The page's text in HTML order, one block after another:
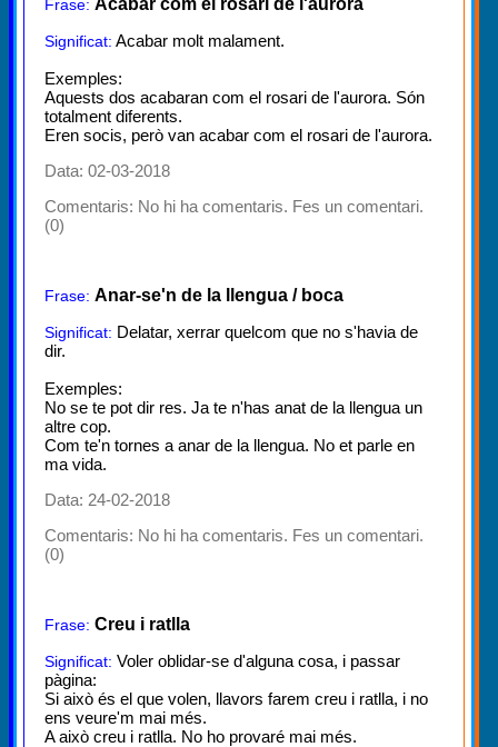
Frase:
Significat: Acabar molt malament.
Exemples:
Aquests dos acabaran com el rosari de l'aurora. Són
totalment diferents.
Eren socis, però van acabar com el rosari de l'aurora.
Data: 02-03-2018
Comentaris: No hi ha comentaris. Fes un comentari.
(0)
Frase: Anar-se'n de la llengua / boca
Significat: Delatar, xerrar quelcom que no s'havia de
dir.
Exemples:
No se te pot dir res. Ja te n'has anat de la llengua un
altre cop.
Com te'n tornes a anar de la llengua. No et parle en
ma vida.
Data: 24-02-2018
Comentaris: No hi ha comentaris. Fes un comentari.
(0)
Frase: Creu i ratlla
Significat: Voler oblidar-se d'alguna cosa, i passar
pàgina:
Si això és el que volen, llavors farem creu i ratlla, i no
ens veure'm mai més.
A això creu i ratlla. No ho provaré mai més.